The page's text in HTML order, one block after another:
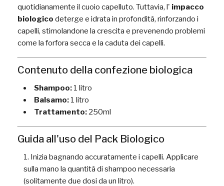
quotidianamente il cuoio capelluto. Tuttavia, l' impacco
biologico deterge e idrata in profondità, rinforzando i
capelli, stimolandone la crescita e prevenendo problemi
come la forfora secca e la caduta dei capelli.
Contenuto della confezione biologica
Shampoo: 1 litro
Balsamo: 1 litro
Trattamento: 250ml
Guida all'uso del Pack Biologico
Inizia bagnando accuratamente i capelli. Applicare
sulla mano la quantità di shampoo necessaria
(solitamente due dosi da un litro).